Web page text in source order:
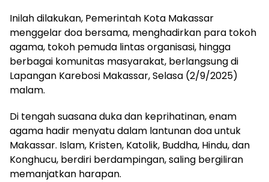
Inilah dilakukan, Pemerintah Kota Makassar
menggelar doa bersama, menghadirkan para tokoh
agama, tokoh pemuda lintas organisasi, hingga
berbagai komunitas masyarakat, berlangsung di
Lapangan Karebosi Makassar, Selasa (2/9/2025)
malam.
Di tengah suasana duka dan keprihatinan, enam
agama hadir menyatu dalam lantunan doa untuk
Makassar. Islam, Kristen, Katolik, Buddha, Hindu, dan
Konghucu, berdiri berdampingan, saling bergiliran
memanjatkan harapan.